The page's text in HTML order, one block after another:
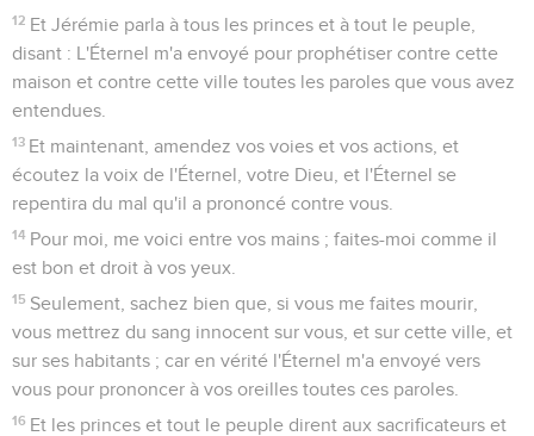
12 Et Jérémie parla à tous les princes et à tout le peuple,
disant : L'Éternel m'a envoyé pour prophétiser contre cette
maison et contre cette ville toutes les paroles que vous avez
entendues.
13 Et maintenant, amendez vos voies et vos actions, et
écoutez la voix de l'Éternel, votre Dieu, et l'Éternel se
repentira du mal qu'il a prononcé contre vous.
14 Pour moi, me voici entre vos mains ; faites-moi comme il
est bon et droit à vos yeux.
15 Seulement, sachez bien que, si vous me faites mourir,
vous mettrez du sang innocent sur vous, et sur cette ville, et
sur ses habitants ; car en vérité l'Éternel m'a envoyé vers
vous pour prononcer à vos oreilles toutes ces paroles.
16 Et les princes et tout le peuple dirent aux sacrificateurs et